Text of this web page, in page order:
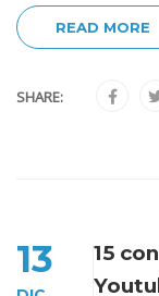
READ MORE
SHARE:
13
15